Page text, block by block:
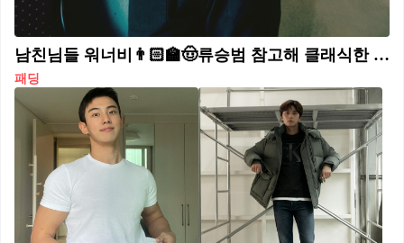
남친님들 워너비👨🏻‍🏫🤠류승범 참고해 클래식한 빈티지 캐주얼 유니폼브릿지🧣24년 겨울룩 #광고 유니폼브릿지는 아웃도어와 밀리터리 웨어를 현대적으로 재해석하여 웨어러블하지만 빈티지한 감성의 아이템들을 제안합니다. 불변의 패션 아이콘 류승범이 유니폼브릿지와 함께 시간이 지나도 변치 않는 빈티지 캐주얼 스타일을 새롭게 선보입니다. 배우 류승범은 그간의 인터뷰에서 오래오래 사용할수록 빛을 발하는 아이템 가치를 전하였는데요. 오래 입어도 클래식한 매력의 빈티지 캐주얼웨어 유니폼브릿지와 배우 류승범의 24 WINTER 컬렉션을 지금 만나보세요.
패딩